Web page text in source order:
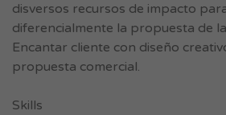
disversos recursos de impacto
diferencialmente la propuesta de
Encantar cliente con diseño
propuesta comercial.
Skills